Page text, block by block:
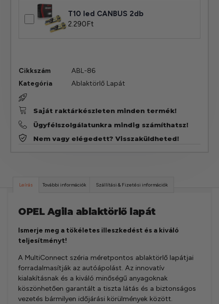
T10 led CANBUS 2db
2.290Ft
Cikkszám
ABL-86
Kategória
Ablaktörlő Lapát
Saját raktárkészleten minden termék!
Ügyfélszolgálatunkra mindig számíthatsz!
Nem vagy elégedett? Visszaküldheted!
Leírás További információk Szállítási & Fizetési információk
OPEL Agila ablaktörlő lapát
Ismerje meg a tökéletes illeszkedést és a kiváló
teljesítményt!
A MultiConnect széria méretpontos ablaktörlő lapátjai
forradalmasítják az autóápolást. Az innovatív
kialakításnak és a kiváló minőségű anyagoknak
köszönhetően garantált a tiszta látás és a biztonságos
vezetés bármilyen időjárási körülmények között.